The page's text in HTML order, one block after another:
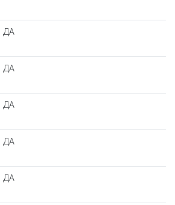
ДА
ДА
ДА
ДА
ДА